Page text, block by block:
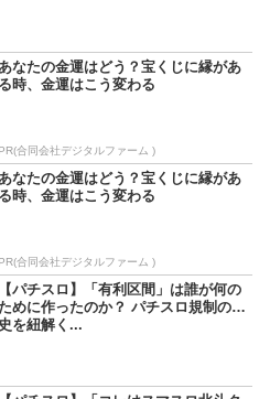
あなたの金運はどう？宝くじに縁があ
る時、金運はこう変わる
PR(合同会社デジタルファーム )
あなたの金運はどう？宝くじに縁があ
る時、金運はこう変わる
PR(合同会社デジタルファーム )
【パチスロ】「有利区間」は誰が何の
めに作ったのか？ パチスロ規制の歴
史を紐解く...